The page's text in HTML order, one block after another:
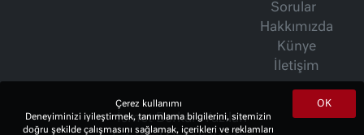
Sorular
Hakkımızda
Künye
İletişim
İsmet Berkan Yazıları
OK
Çerez kullanımı
Deneyiminizi iyileştirmek, tanımlama bilgilerini, sitemizin
doğru şekilde çalışmasını sağlamak, içerikleri ve reklamları